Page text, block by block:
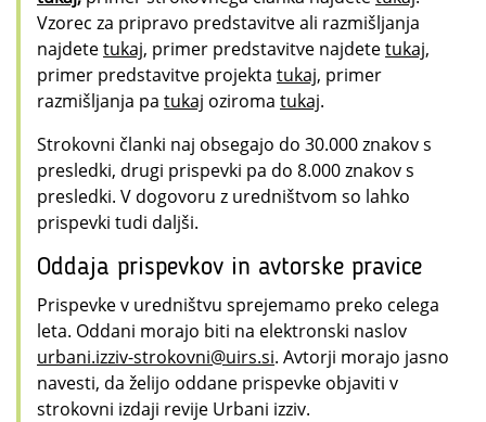
Vzorec za pripravo predstavitve ali razmišljanja
najdetetukaj, primer predstavitve najdetetukaj,
primer predstavitve projekta tukaj, primer
razmišljanja pa tukaj oziroma tukaj.
Strokovni članki naj obsegajo do 30.000 znakov s
presledki, drugi prispevki pa do 8.000 znakov s
presledki. V dogovoru z uredništvom so lahko
prispevki tudi daljši.
Oddaja prispevkov in avtorske pravice
Prispevke v uredništvu sprejemamo preko celega
leta. Oddani morajo biti na elektronski naslov
urbani.izziv-strokovni@uirs.si. Avtorji morajo jasno
navesti, da želijo oddane prispevke objaviti v
strokovni izdaji revije Urbani izziv.